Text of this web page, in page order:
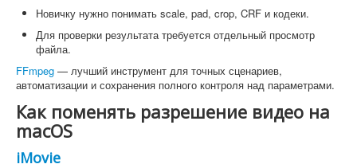
Новичку нужно понимать scale, pad, crop, CRF и кодеки.
Для проверки результата требуется отдельный просмотр
файла.
FFmpeg — лучший инструмент для точных сценариев,
автоматизации и сохранения полного контроля над параметрами.
Как поменять разрешение видео на
macOS
iMovie